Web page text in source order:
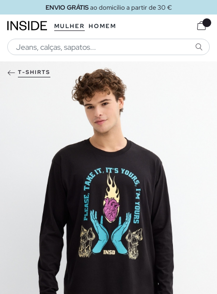
ENVIO GRÁTISao domicílio a partir de 30 €
MULHER HOMEM
T-SHIRTS